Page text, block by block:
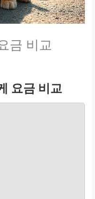
금 비교
요금 비교